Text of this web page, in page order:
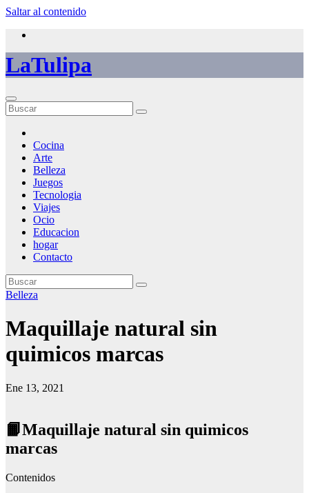
Saltar al contenido
LaTulipa
Cocina
Arte
Belleza
Juegos
Tecnologia
Viajes
Ocio
Educacion
hogar
Contacto
Belleza
Maquillaje natural sin
quimicos marcas
Ene 13, 2021
📙Maquillaje natural sin quimicos
marcas
Contenidos